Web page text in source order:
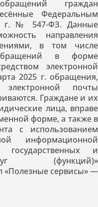
граждан
Федеральным
г. № 547-ФЗ. Данные
направления
в том числе
в форме
электронной
2025 г. обращения,
почты
Граждане и их
лица, вправе
форме, а также в
с использованием
информационной
и
(функций)»
«Полезные сервисы» —